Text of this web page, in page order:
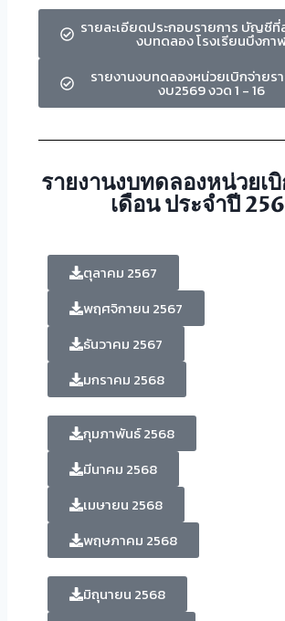
รายละเอียดประกอบรายการ บัญชี
งบทดลอง โรงเรียนบึงกา
รายงานงบทดลองหน่วยเบิกจ่ายร
งบ2569 งวด 1 - 16
รายงานงบทดลองหน่วยเ
เดือน ประจำปี
ตุลาคม 2567
พฤศจิกายน 2567
ธันวาคม 2567
มกราคม 2568
กุมภาพันธ์ 2568
มีนาคม 2568
เมษายน 2568
พฤษภาคม 2568
มิถุนายน 2568